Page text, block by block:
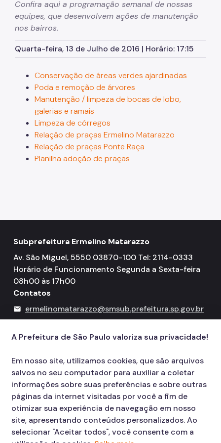
SP Mais Fácil
Cata-Bagulho
Termo de Cooperação
Programa de Metas
Notícias
Confira aqui a programação semanal de nossas
equipes, que desenvolvem ações de manutenção
nos bairros.
Quarta-feira, 13 de Julho de 2016 | Horário: 17:15
Conservação de áreas verdes ajardinadas
Poda e remoção de árvores
Manutenção / limpeza de bocas de lobo,
galerias e ramais
Limpeza de córregos
Relação de praças Ermelino Matarazzo
Relação de praças Ponte Raça
Planilha adoção de praças
Subprefeitura Ermelino Matarazzo
Av. São Miguel, 5550 03870-100 Tel: 2114-0333
Horário de Funcionamento Segunda a Sexta-feira
08h00 às 17h00
Contatos
mail ermelinomatarazzo@smsub.prefeitura.sp.gov.br
156
A Prefeitura de São Paulo valoriza sua privacidade!
Em nosso site, utilizamos cookies, que são arquivos
salvos no seu computador para auxiliar a coletar
informações sobre suas preferências e sobre outras
páginas da internet visitadas por você a fim de
otimizar sua experiência de navegação em nosso
site, apresentando conteúdos personalizados. Ao
selecionar "Aceitar todos", você consente com a